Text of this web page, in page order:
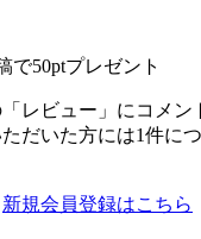
で50ptプレゼント
レビュー」にコメン
だいた方には1件に
新規会員登録はこちら